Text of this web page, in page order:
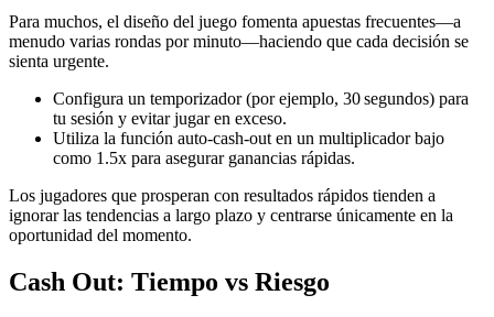
Para muchos, el diseño del juego fomenta apuestas frecuentes—a
menudo varias rondas por minuto—haciendo que cada decisión se
sienta urgente.
Configura un temporizador (por ejemplo, 30 segundos) para
tu sesión y evitar jugar en exceso.
Utiliza la función auto‑cash‑out en un multiplicador bajo
como 1.5x para asegurar ganancias rápidas.
Los jugadores que prosperan con resultados rápidos tienden a
ignorar las tendencias a largo plazo y centrarse únicamente en la
oportunidad del momento.
Cash Out: Tiempo vs Riesgo